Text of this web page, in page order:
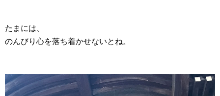
たまには、
のんびり心を落ち着かせないとね。